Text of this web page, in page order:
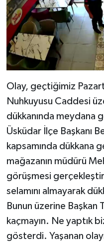
Olay, geçtiğimiz
Nuhkuyusu Caddesi
dükkanında meydana
Üsküdar İlçe Başkanı
kapsamında dükkana
mağazanın müdürü
görüşmesi
selamını almayarak
Bunun üzerine
kaçmayın. Ne yaptık
gösterdi. Yaşanan